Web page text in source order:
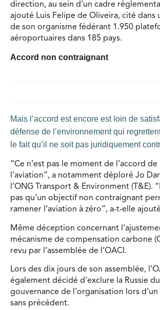
direction, au sein d’un cadre
ajouté Luis Felipe de Oliveira, cité dans
de son organisme fédérant 1.950
aéroportuaires dans 185 pays.
Accord non contraignant
Mais l’accord est encore est loin de
défense de l’environnement qui
le fait qu’il ne soit pas juridiquement
“Ce n’est pas le moment de l’accord
l’aviation”, a notamment déploré Jo
l’ONG Transport & Environment (T&E).
pas qu’un objectif non contraignant
ramener l’aviation à zéro”, a-t-elle
Même déception concernant
mécanisme de compensation carbone
revu par l’assemblée de l’OACI.
Lors des dix jours de son assemblée,
également décidé d’exclure la Russie
gouvernance de l’organisation lors
sans précédent.